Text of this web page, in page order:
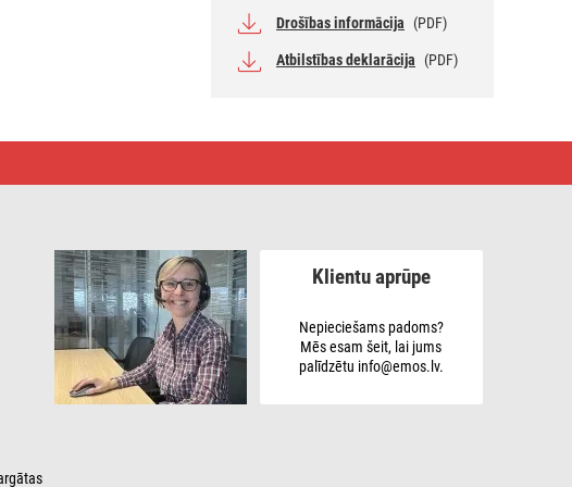
Drošības informācija (PDF)
Atbilstības deklarācija (PDF)
Klientu aprūpe
Nepieciešams padoms?
Mēs esam šeit, lai jums
palīdzētu info@emos.lv.